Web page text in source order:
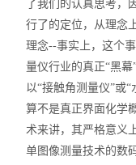
TOF相机（Time
了我们的认真思考，
行了的定位，从理念
理念--事实上，这个
量仪行业的真正“黑
以“接触角测量仪”或
算不是真正界面化学
术来讲，其严格意义
单图像测量技术的数